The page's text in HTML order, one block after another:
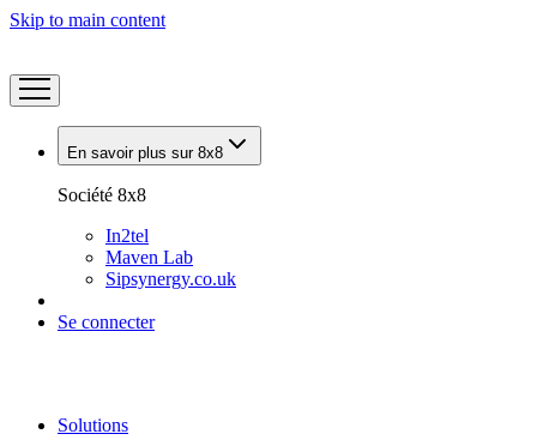
Skip to main content
En savoir plus sur 8x8
Société 8x8
In2tel
Maven Lab
Sipsynergy.co.uk
Se connecter
Solutions